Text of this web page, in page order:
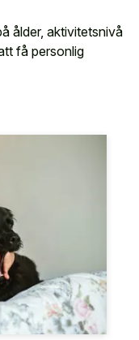
ålder, aktivitetsnivå
få personlig